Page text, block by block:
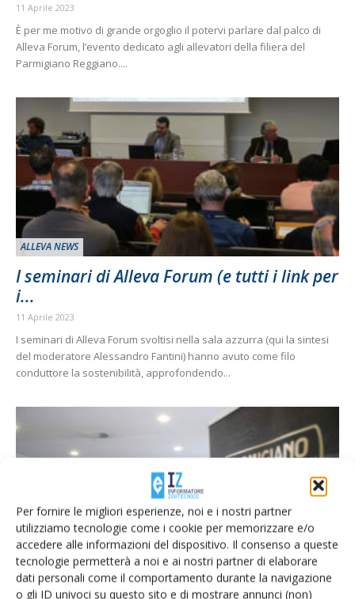
Per fornire le migliori esperienze, noi e i nostri partner
utilizziamo tecnologie come i cookie per memorizzare e/o
accedere alle informazioni del dispositivo. Il consenso a queste
tecnologie permetterà a noi e ai nostri partner di elaborare
dati personali come il comportamento durante la navigazione
o gli ID univoci su questo sito e di mostrare annunci (non)
11 Aprile 2023
È per me motivo di grande orgoglio il potervi parlare dal palco di
Alleva Forum, l’evento dedicato agli allevatori della filiera del
Parmigiano Reggiano....
ALLEVA NEWS
I seminari di Alleva Forum (e tutti i link per
i...
11 Aprile 2023
I seminari di Alleva Forum svoltisi nella sala azzurra (qui la sintesi
del moderatore Alessandro Fantini) hanno avuto come filo
conduttore la sostenibilità, approfondendo...
ALLEVA NEWS
I seminari di Alleva Forum (e tutti link per i